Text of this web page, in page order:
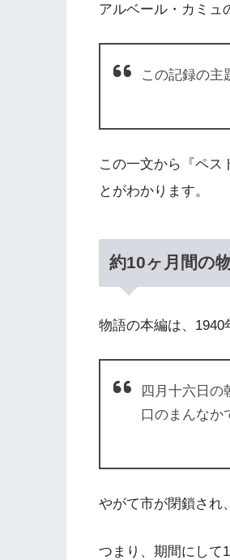
アルベール・カミュ
この記録の主
この一文から『ペス
とがわかります。
約10ヶ月間の
物語の本編は、1940
四月十六日の
口のまんなか
やがて市が閉鎖され
つまり、期間にして